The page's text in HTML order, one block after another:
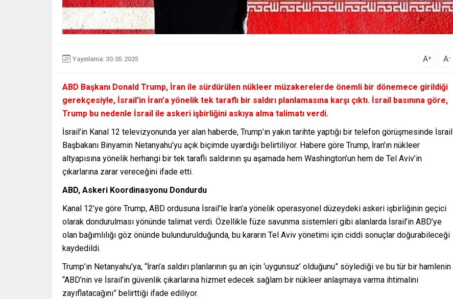
Yayınlama: 30.05.2025 A+ A-
ABD Başkanı Donald Trump, İran ile sürdürülen nükleer müzakerelerde önemli bir dönemece girildiği
gerekçesiyle, İsrail’in İran’a yönelik tek taraflı bir saldırı planlamasına karşı çıktı. İsrail basınına göre,
Trump bu nedenle İsrail ile askeri işbirliğini askıya alma talimatı verdi.
İsrail’in Kanal 12 televizyonunda yer alan haberde, Trump’ın yakın tarihte yaptığı bir telefon görüşmesinde İsrail
Başbakanı Binyamin Netanyahu’yu açık biçimde uyardığı belirtiliyor. Habere göre Trump, İran’ın nükleer
altyapısına yönelik herhangi bir tek taraflı saldırının şu aşamada hem Washington’un hem de Tel Aviv’in
çıkarlarına zarar vereceğini ifade etti.
ABD, Askeri Koordinasyonu Dondurdu
Kanal 12’ye göre Trump, ABD ordusuna İsrail’le İran’a yönelik operasyonel düzeydeki askeri işbirliğinin geçici
olarak dondurulması yönünde talimat verdi. Özellikle füze savunma sistemleri gibi alanlarda İsrail’in ABD’ye
olan bağımlılığı göz önünde bulundurulduğunda, bu kararın Tel Aviv yönetimi için ciddi sonuçlar doğurabileceği
kaydedildi.
Trump’ın Netanyahu’ya, “İran’a saldırı planlarının şu an için ‘uygunsuz’ olduğunu” söylediği ve bu tür bir hamlenin
“ABD’nin ve İsrail’in güvenlik çıkarlarına hizmet edecek sağlam bir nükleer anlaşmaya varma ihtimalini
zayıflatacağını” belirttiği ifade ediliyor.